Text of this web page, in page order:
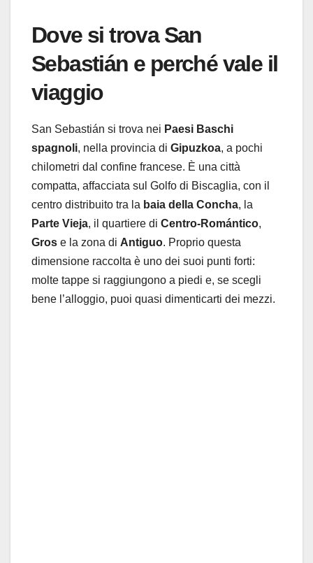
Dove si trova San
Sebastián e perché vale il
viaggio
San Sebastián si trova nei Paesi Baschi
spagnoli, nella provincia di Gipuzkoa, a pochi
chilometri dal confine francese. È una città
compatta, affacciata sul Golfo di Biscaglia, con il
centro distribuito tra la baia della Concha, la
Parte Vieja, il quartiere di Centro-Romántico,
Gros e la zona di Antiguo. Proprio questa
dimensione raccolta è uno dei suoi punti forti:
molte tappe si raggiungono a piedi e, se scegli
bene l’alloggio, puoi quasi dimenticarti dei mezzi.